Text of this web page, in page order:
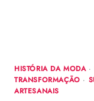
HISTÓRIA DA MODA·
TRANSFORMAÇÃO ·
ARTESANAIS